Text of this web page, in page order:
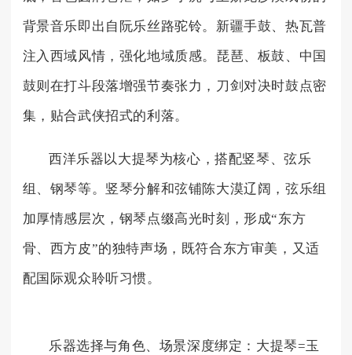
背景音乐即出自阮乐丝路驼铃。新疆手鼓、热瓦普
注入西域风情，强化地域质感。琵琶、板鼓、中国
鼓则在打斗段落增强节奏张力，刀剑对决时鼓点密
集，贴合武侠招式的利落。
西洋乐器以大提琴为核心，搭配竖琴、弦乐
组、钢琴等。竖琴分解和弦铺陈大漠辽阔，弦乐组
加厚情感层次，钢琴点缀高光时刻，形成“东方
骨、西方皮”的独特声场，既符合东方审美，又适
配国际观众聆听习惯。
乐器选择与角色、场景深度绑定：大提琴=玉